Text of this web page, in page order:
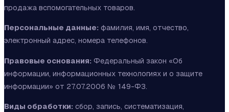
продажа вспомогательных товаров.
Персональные данные: фамилия, имя, отчество,
электронный адрес, номера телефонов.
Правовые основания: Федеральный закон «Об
информации, информационных технологиях и о защите
информации» от 27.07.2006 № 149-ФЗ.
Виды обработки: сбор, запись, систематизация,